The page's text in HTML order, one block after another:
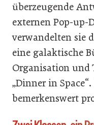
überzeugende
externen Pop-up-
verwandelten sie
eine galaktische
Organisation und
„Dinner in
bemerkenswert